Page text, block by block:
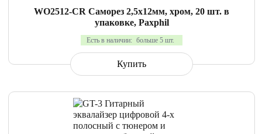
WO2512-CR Саморез 2,5х12мм, хром, 20 шт. в
упаковке, Paxphil
Есть в наличии: больше 5 шт.
Купить